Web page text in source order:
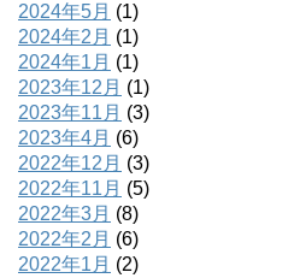
2024年5月 (1)
2024年2月 (1)
2024年1月 (1)
2023年12月 (1)
2023年11月 (3)
2023年4月 (6)
2022年12月 (3)
2022年11月 (5)
2022年3月 (8)
2022年2月 (6)
2022年1月 (2)